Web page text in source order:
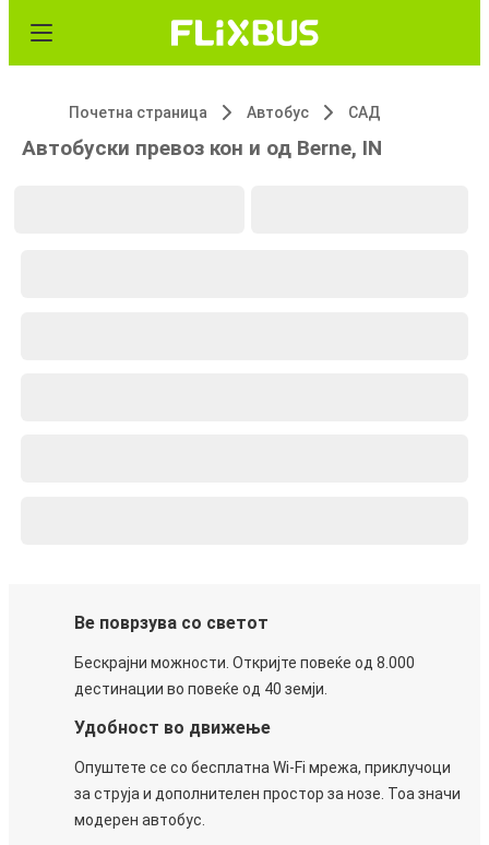
Почетна страница Автобус САД
Автобуски превоз кон и од Berne, IN
Ве поврзува со светот
Бескрајни можности. Откријте повеќе од 8.000
дестинации во повеќе од 40 земји.
Удобност во движење
Опуштете се со бесплатна Wi-Fi мрежа, приклучоци
за струја и дополнителен простор за нозе. Тоа значи
модерен автобус.